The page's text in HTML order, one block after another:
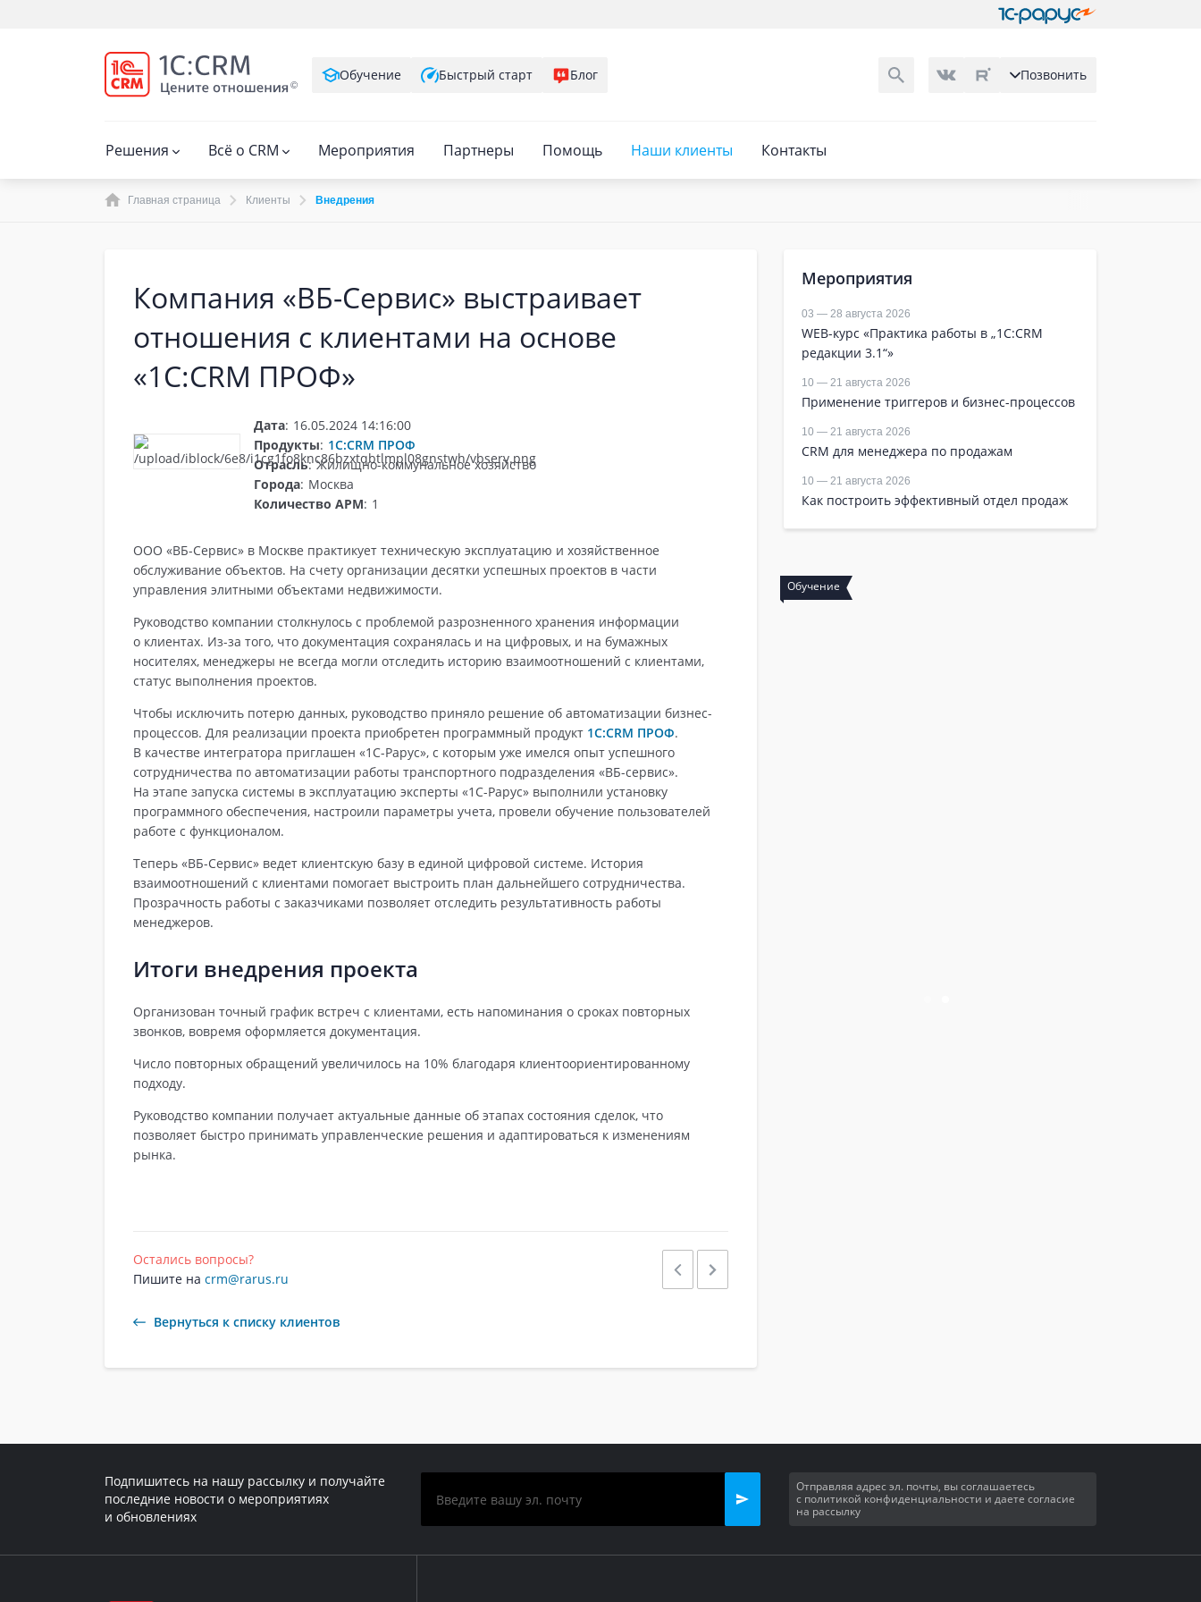
Обучение Быстрый старт Блог Позвонить
Решения Всё о CRM Мероприятия Партнеры Помощь Наши клиенты Контакты
Главная страница Клиенты Внедрения
Компания «ВБ-Сервис» выстраивает
отношения с клиентами на основе
«1С:CRM ПРОФ»
Дата: 16.05.2024 14:16:00
Продукты: 1С:CRM ПРОФ
Отрасль: Жилищно-коммунальное хозяйство
Города: Москва
Количество АРМ: 1
ООО «ВБ-Сервис» в Москве практикует техническую эксплуатацию и хозяйственное
обслуживание объектов. На счету организации десятки успешных проектов в части
управления элитными объектами недвижимости.
Руководство компании столкнулось с проблемой разрозненного хранения информации
о клиентах. Из-за того, что документация сохранялась и на цифровых, и на бумажных
носителях, менеджеры не всегда могли отследить историю взаимоотношений с клиентами,
статус выполнения проектов.
Чтобы исключить потерю данных, руководство приняло решение об автоматизации бизнес-
процессов. Для реализации проекта приобретен программный продукт 1С:CRM ПРОФ.
В качестве интегратора приглашен «1С-Рарус», с которым уже имелся опыт успешного
сотрудничества по автоматизации работы транспортного подразделения «ВБ-сервис».
На этапе запуска системы в эксплуатацию эксперты «1С-Рарус» выполнили установку
программного обеспечения, настроили параметры учета, провели обучение пользователей
работе с функционалом.
Теперь «ВБ-Сервис» ведет клиентскую базу в единой цифровой системе. История
взаимоотношений с клиентами помогает выстроить план дальнейшего сотрудничества.
Прозрачность работы с заказчиками позволяет отследить результативность работы
менеджеров.
Итоги внедрения проекта
Организован точный график встреч с клиентами, есть напоминания о сроках повторных
звонков, вовремя оформляется документация.
Число повторных обращений увеличилось на 10% благодаря клиентоориентированному
подходу.
Руководство компании получает актуальные данные об этапах состояния сделок, что
позволяет быстро принимать управленческие решения и адаптироваться к изменениям
рынка.
Остались вопросы?
Пишите на crm@rarus.ru
Вернуться к списку клиентов
Мероприятия
03 — 28 августа 2026
WEB-курс «Практика работы в „1С:CRM
редакции 3.1“»
10 — 21 августа 2026
Применение триггеров и бизнес-процессов
10 — 21 августа 2026
CRM для менеджера по продажам
10 — 21 августа 2026
Как построить эффективный отдел продаж
Обучение Обучение
Подпишитесь на нашу рассылку и получайте
последние новости о мероприятиях
и обновлениях
Отправляя адрес эл. почты, вы соглашаетесь
с политикой конфиденциальности и даете согласие
на рассылку